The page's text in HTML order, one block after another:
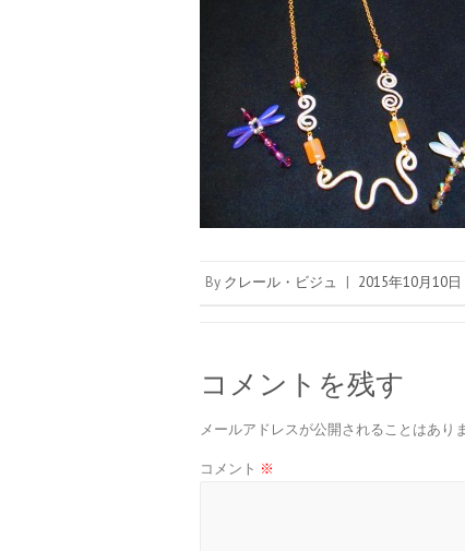
By クレール・ビジュ | 2015年10月10日
コメントを残す
メールアドレスが公開されることはあり
コメント ※